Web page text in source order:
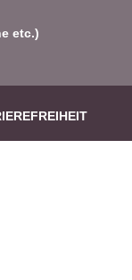
etc.)